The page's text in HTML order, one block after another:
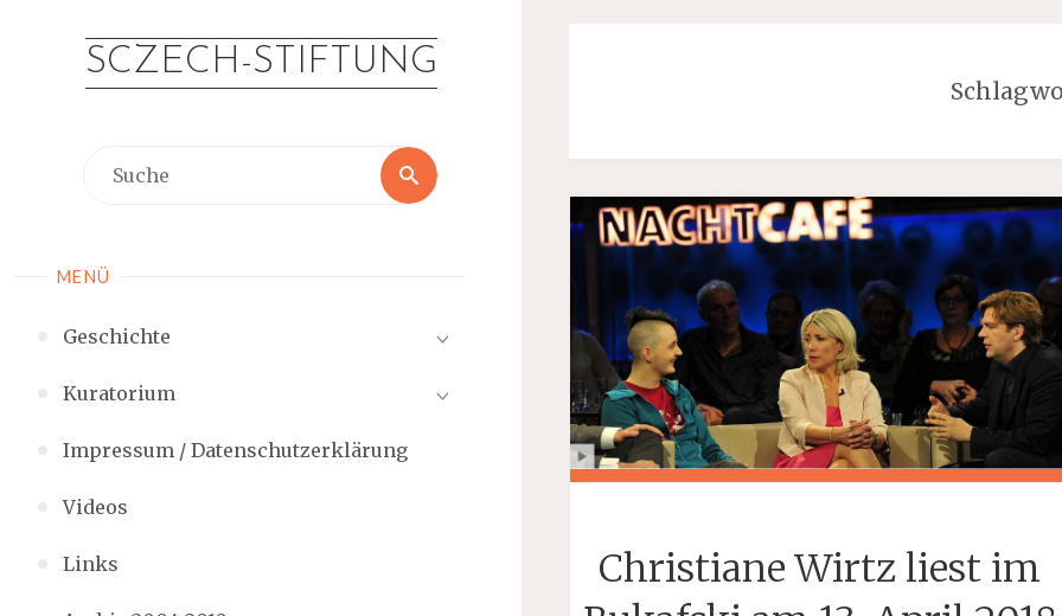
springenSCZECH-STIFTUNG
Suche
Suche
MENÜ
Geschichte
Kuratorium
Impressum / Datenschutzerklärung
Videos
Links
Christiane Wirtz liest im